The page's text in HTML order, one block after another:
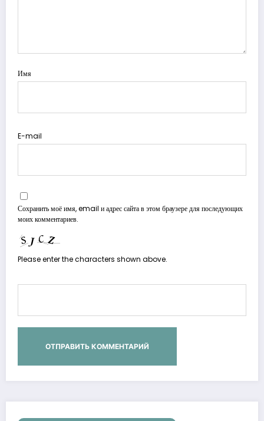
Имя
E-mail
Сохранить моё имя, email и адрес сайта в этом браузере для последующих
моих комментариев.
Please enter the characters shown above.